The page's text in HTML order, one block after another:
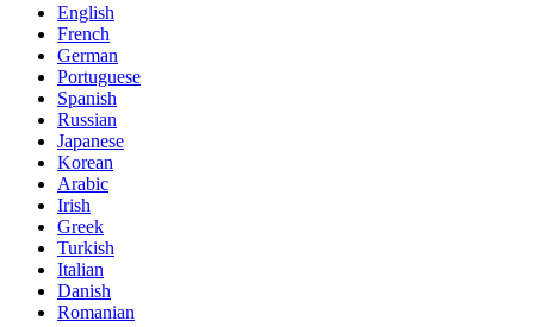
English
French
German
Portuguese
Spanish
Russian
Japanese
Korean
Arabic
Irish
Greek
Turkish
Italian
Danish
Romanian